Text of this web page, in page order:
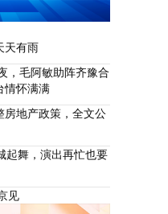
天有雨
，毛阿敏助阵齐豫合
情怀满满
房地产政策，全文公
起舞，演出再忙也要
见